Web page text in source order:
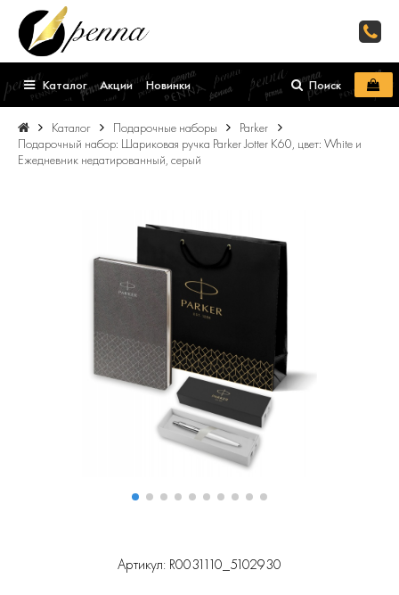
Каталог Акции Новинки Поиск
Каталог Подарочные наборы
Parker
Подарочный набор: Шариковая ручка Parker Jotter K60, цвет: White и
Ежедневник недатированный, серый
Артикул: R0031110_5102930